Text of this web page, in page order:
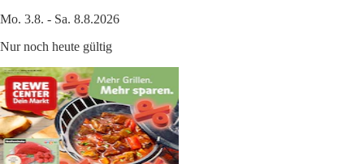
Mo. 3.8. - Sa. 8.8.2026
Nur noch heute gültig